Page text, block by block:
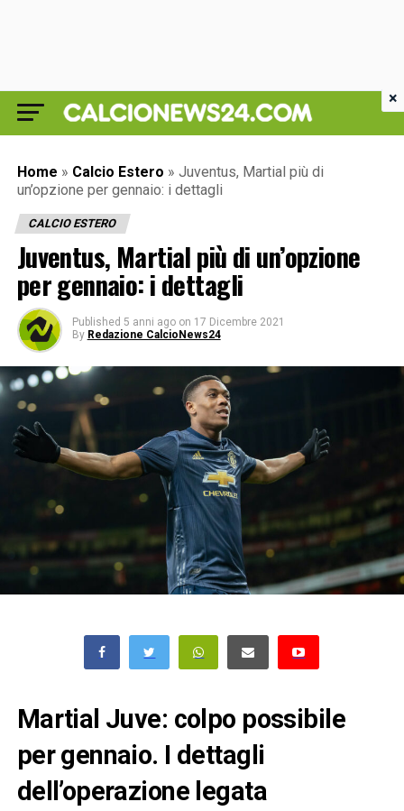
Home » Calcio Estero » Juventus, Martial più di
un’opzione per gennaio: i dettagli
CALCIO ESTERO
Juventus, Martial più di un’opzione
per gennaio: i dettagli
Published 5 anni ago on 17 Dicembre 2021
By Redazione CalcioNews24
Martial Juve: colpo possibile
per gennaio. I dettagli
dell’operazione legata
×